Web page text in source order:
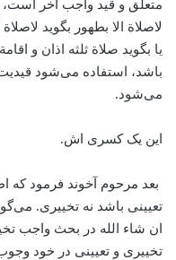
متعلق و قید واجب آخر
لاصلاة الا بطهور بگوید
یا بگوید صلاة ثلثه اذان و
باشد، استفاده می‌شود
می‌شود.
این یک کسری اش.
بعد مرحوم آخوند فرمود
تعیینی باشد نه تخییری.
ان شاء‌ الله در بحث واجب
تخییری و تعیینی در خود